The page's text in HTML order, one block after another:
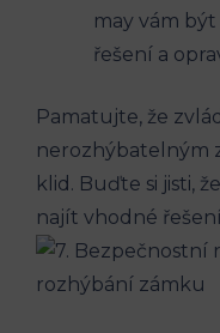
may vám
řešení a
Pamatujte, že
nerozhýbatelným
klid. Buďte si jisti,
najít vhodné